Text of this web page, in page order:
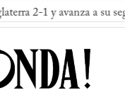
a su segunda final